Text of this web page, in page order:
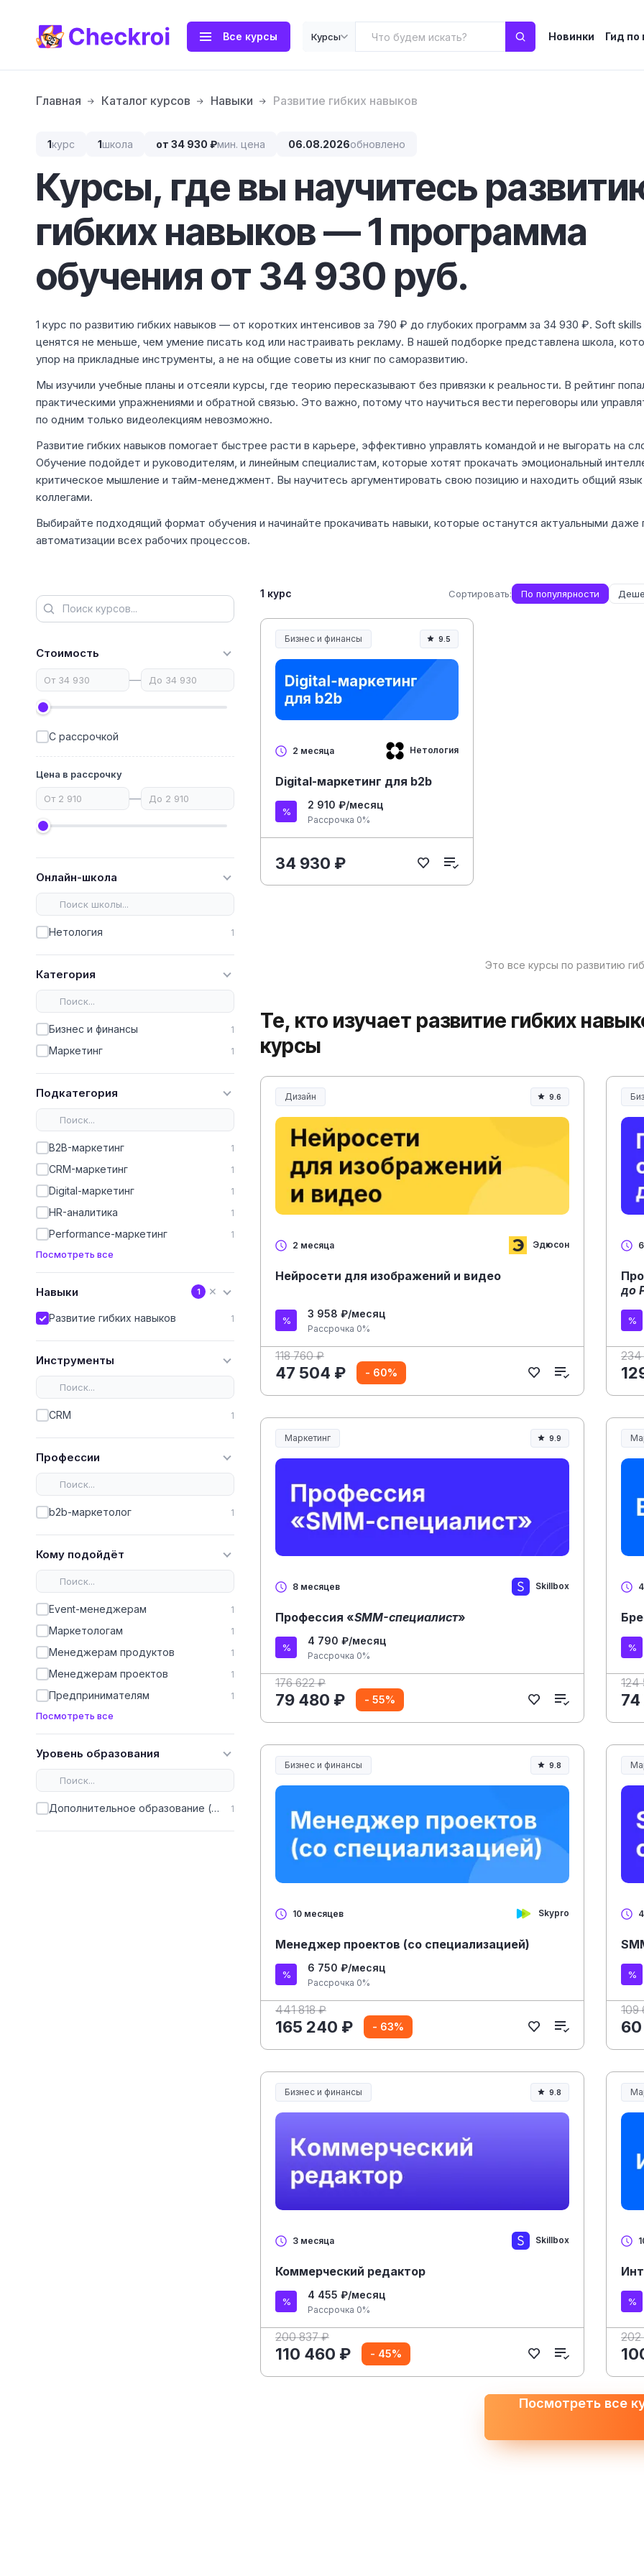
Все курсы Курсы Новинки Гид
Главная Каталог курсов Навыки Развитие гибких навыков
1курс 1школа от 34 930 ₽мин. цена 06.08.2026обновлено
Курсы, где вы научитесь
гибких навыков — 1 программа
обучения от 34 930 руб.
1 курс по развитию гибких навыков — от коротких интенсивов за 790 ₽ до глубоких программ за 34 930 ₽. Soft skills
ценятся не меньше, чем умение писать код или настраивать рекламу. В нашей подборке представлена школа,
упор на прикладные инструменты, а не на общие советы из книг по саморазвитию.
Мы изучили учебные планы и отсеяли курсы, где теорию пересказывают без привязки к реальности. В рейтинг
практическими упражнениями и обратной связью. Это важно, потому что научиться вести переговоры или
по одним только видеолекциям невозможно.
Развитие гибких навыков помогает быстрее расти в карьере, эффективно управлять командой и не выгорать на
Обучение подойдет и руководителям, и линейным специалистам, которые хотят прокачать эмоциональный
критическое мышление и тайм-менеджмент. Вы научитесь аргументировать свою позицию и находить общий
коллегами.
Выбирайте подходящий формат обучения и начинайте прокачивать навыки, которые останутся актуальными даже
автоматизации всех рабочих процессов.
Стоимость
—
С рассрочкой
Цена в рассрочку
—
Онлайн-школа
Нетология 1
Категория
Бизнес и финансы 1
Маркетинг 1
Подкатегория
B2B-маркетинг 1
CRM-маркетинг 1
Digital-маркетинг 1
HR-аналитика 1
Performance-маркетинг 1
Посмотреть все
Навыки 1 ✕
Развитие гибких навыков 1
Инструменты
CRM 1
Профессии
b2b-маркетолог 1
Кому подойдёт
Event-менеджерам 1
Маркетологам 1
Менеджерам продуктов 1
Менеджерам проектов 1
Предпринимателям 1
Посмотреть все
Уровень образования
Дополнительное образование (ДПО) 1
1 курс Сортировать: По популярности
Бизнес и финансы 9.5
2 месяца Нетология
Digital-маркетинг для b2b
2 910 ₽/месяц
Рассрочка 0%
34 930 ₽
Это все курсы по развитию
Те, кто изучает развитие гибких
курсы
Дизайн 9.6
2 месяца Эдюсон
Нейросети для изображений и видео
3 958 ₽/месяц
Рассрочка 0%
118 760 ₽
47 504 ₽ - 60%
до
Маркетинг 9.9
8 месяцев Skillbox
Профессия «SMM-специалист»
4 790 ₽/месяц
Рассрочка 0%
176 622 ₽
79 480 ₽ - 55%
124
Бизнес и финансы 9.8
10 месяцев Skypro
Менеджер проектов (со специализацией)
6 750 ₽/месяц
Рассрочка 0%
441 818 ₽
165 240 ₽ - 63%
109
Бизнес и финансы 9.8
3 месяца Skillbox
Коммерческий редактор
4 455 ₽/месяц
Рассрочка 0%
200 837 ₽
110 460 ₽ - 45%
202
Посмотреть все